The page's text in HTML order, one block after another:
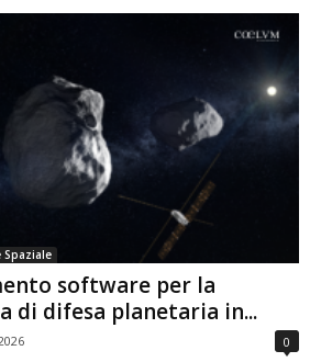
software per la
di difesa planetaria in...
0